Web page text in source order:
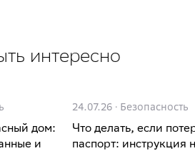
интересно
дом:
и
24.07.26 · Безопасность
Что делать, если
паспорт: инструкция